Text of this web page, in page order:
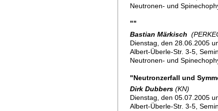
Neutronen- und
""
Bastian Märkisch
Dienstag, den 28.06.2005
Albert-Überle-Str. 3-5,
Neutronen- und
"Neutronzerfall und
Dirk Dubbers (KN)
Dienstag, den 05.07.2005
Albert-Überle-Str. 3-5,